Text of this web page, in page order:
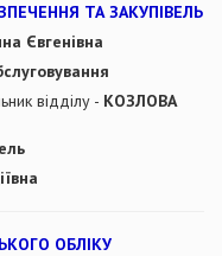
ТА ЗАКУПІВЕЛЬ
Євгенівна
відділу - КОЗЛОВА
ОБЛІКУ